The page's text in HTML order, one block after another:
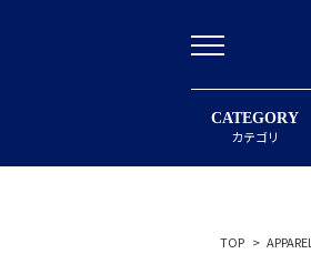
CATEGORY
カテゴリ
TOP > APPAREL